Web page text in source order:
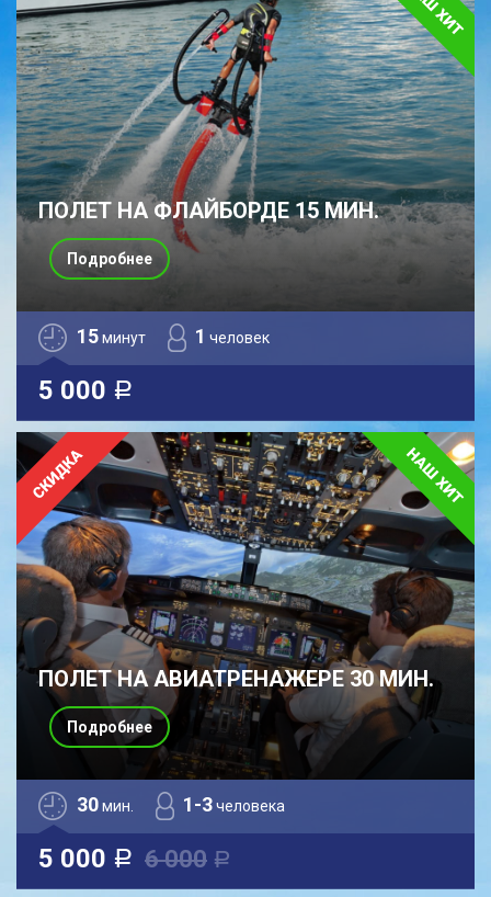
ПОЛЕТ НА ФЛАЙБОРДЕ 15 МИН.
15минут 1 человек
5 000 a
Подробнее
ПОЛЕТ НА АВИАТРЕНАЖЕРЕ 30 МИН.
30мин. 1-3человека
5 000 a 6 000 a
Подробнее